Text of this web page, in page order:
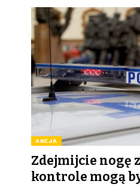
AKCJA
Zdejmijcie nogę
kontrole mogą